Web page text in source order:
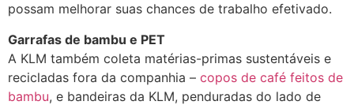
possam melhorar suas chances de trabalho efetivado.
Garrafas de bambu e PET
A KLM também coleta matérias-primas sustentáveis e
recicladas fora da companhia – copos de café feitos de
bambu, e bandeiras da KLM, penduradas do lado de